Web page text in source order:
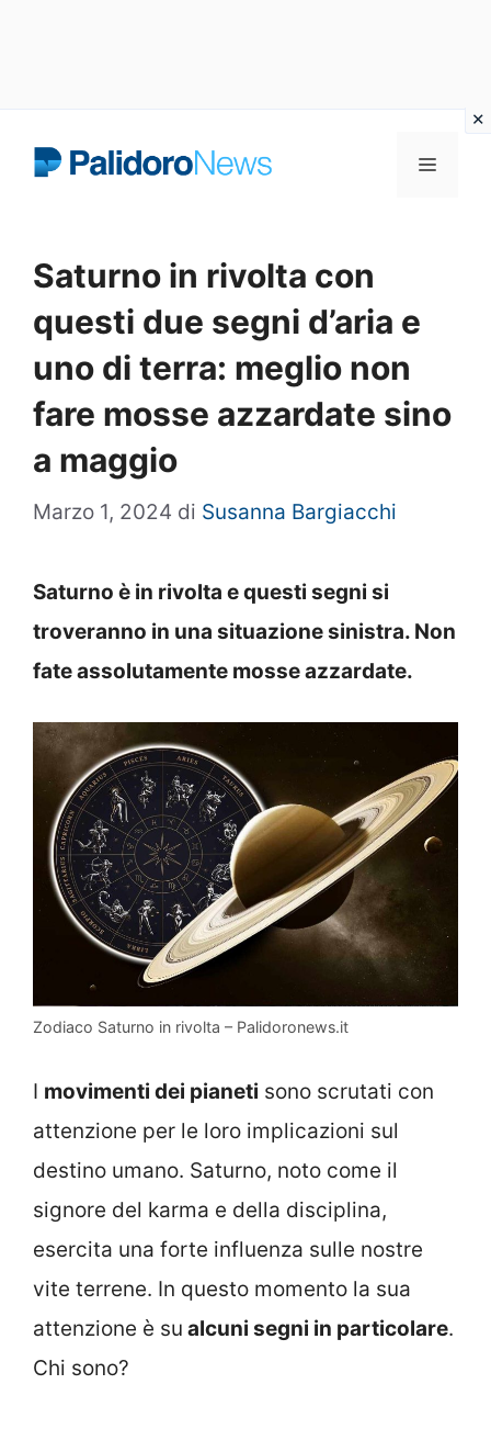
Menu
Saturno in rivolta con
questi due segni d’aria e
uno di terra: meglio non
fare mosse azzardate sino
a maggio
Marzo 1, 2024 di Susanna Bargiacchi
Saturno è in rivolta e questi segni si
troveranno in una situazione sinistra. Non
fate assolutamente mosse azzardate.
Zodiaco Saturno in rivolta – Palidoronews.it
I movimenti dei pianeti sono scrutati con
attenzione per le loro implicazioni sul
destino umano. Saturno, noto come il
signore del karma e della disciplina,
esercita una forte influenza sulle nostre
vite terrene. In questo momento la sua
attenzione è su alcuni segni in particolare.
Chi sono?